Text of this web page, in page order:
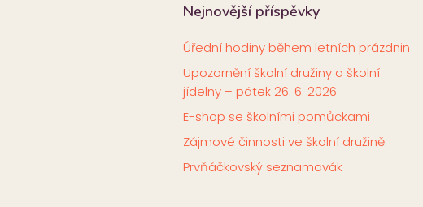
Nejnovější příspěvky
Úřední hodiny během letních prázdnin
Upozornění školní družiny a školní
jídelny – pátek 26. 6. 2026
E-shop se školními pomůckami
Zájmové činnosti ve školní družině
Prvňáčkovský seznamovák